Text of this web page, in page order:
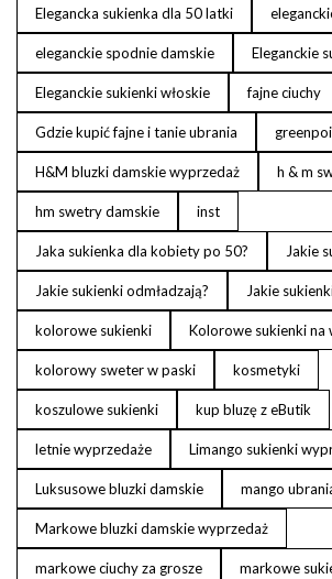
Elegancka sukienka dla 50 latki
eleganckie spodnie damskie Eleganckie
Eleganckie sukienki włoskie fajne ciuchy
Gdzie kupić fajne i tanie ubrania
H&M bluzki damskie wyprzedaż h & m
hm swetry damskie inst
Jaka sukienka dla kobiety po 50? Jakie
Jakie sukienki odmładzają? Jakie
kolorowe sukienki Kolorowe sukienki na
kolorowy sweter w paski kosmetyki
koszulowe sukienki kup bluzę z eButik
letnie wyprzedaże Limango sukienki
Luksusowe bluzki damskie mango
Markowe bluzki damskie wyprzedaż
markowe ciuchy za grosze markowe